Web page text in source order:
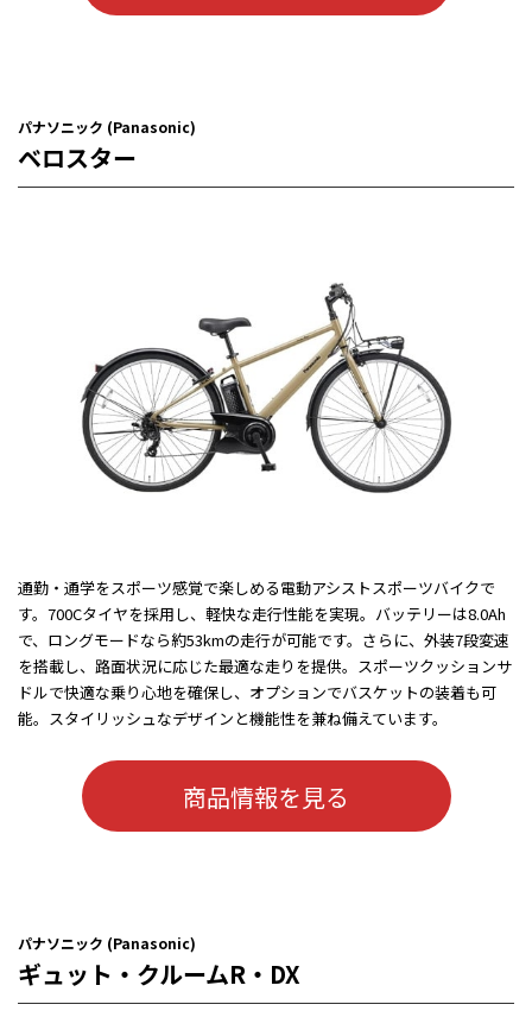
パナソニック (Panasonic)
ベロスター
通勤・通学をスポーツ感覚で楽しめる電動アシストスポーツバイクで
す。700Cタイヤを採用し、軽快な走行性能を実現。バッテリーは8.0Ah
で、ロングモードなら約53kmの走行が可能です。さらに、外装7段変速
を搭載し、路面状況に応じた最適な走りを提供。スポーツクッションサ
ドルで快適な乗り心地を確保し、オプションでバスケットの装着も可
能。スタイリッシュなデザインと機能性を兼ね備えています。
商品情報を見る
パナソニック (Panasonic)
ギュット・クルームR・DX